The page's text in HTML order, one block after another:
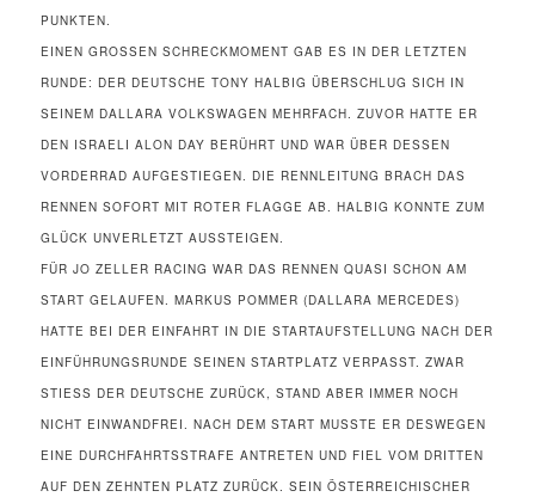
PUNKTEN.
EINEN GROSSEN SCHRECKMOMENT GAB ES IN DER LETZTEN R
UNDE: DER DEUTSCHE TONY HALBIG ÜBERSCHLUG SICH IN S
EINEM DALLARA VOLKSWAGEN MEHRFACH. ZUVOR HATTE ER D
EN ISRAELI ALON DAY BERÜHRT UND WAR ÜBER DESSEN V
ORDERRAD AUFGESTIEGEN. DIE RENNLEITUNG BRACH DAS R
ENNEN SOFORT MIT ROTER FLAGGE AB. HALBIG KONNTE ZUM G
LÜCK UNVERLETZT AUSSTEIGEN.
FÜR JO ZELLER RACING WAR DAS RENNEN QUASI SCHON AM
START GELAUFEN. MARKUS POMMER (DALLARA MERCEDES)
HATTE BEI DER EINFAHRT IN DIE STARTAUFSTELLUNG NACH DER
EINFÜHRUNGSRUNDE SEINEN STARTPLATZ VERPASST. ZWAR
STIESS DER DEUTSCHE ZURÜCK, STAND ABER IMMER NOCH N
ICHT EINWANDFREI. NACH DEM START MUSSTE ER DESWEGEN E
INE DURCHFAHRTSSTRAFE ANTRETEN UND FIEL VOM DRITTEN A
UF DEN ZEHNTEN PLATZ ZURÜCK. SEIN ÖSTERREICHISCHER T